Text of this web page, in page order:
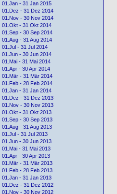
01.Jan - 31 Jan 2015
01.Dez - 31 Dez 2014
01.Nov - 30 Nov 2014
01.Okt - 31 Okt 2014
01.Sep - 30 Sep 2014
01.Aug - 31 Aug 2014
01.Jul - 31 Jul 2014
01.Jun - 30 Jun 2014
01.Mai - 31 Mai 2014
01.Apr - 30 Apr 2014
01.Mär - 31 Mär 2014
01.Feb - 28 Feb 2014
01.Jan - 31 Jan 2014
01.Dez - 31 Dez 2013
01.Nov - 30 Nov 2013
01.Okt - 31 Okt 2013
01.Sep - 30 Sep 2013
01.Aug - 31 Aug 2013
01.Jul - 31 Jul 2013
01.Jun - 30 Jun 2013
01.Mai - 31 Mai 2013
01.Apr - 30 Apr 2013
01.Mär - 31 Mär 2013
01.Feb - 28 Feb 2013
01.Jan - 31 Jan 2013
01.Dez - 31 Dez 2012
01.Nov - 30 Nov 2012